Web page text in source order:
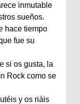
inmutable
sueños.
hace tiempo
fue su
si os gusta, la
Rock como se
y os riáis